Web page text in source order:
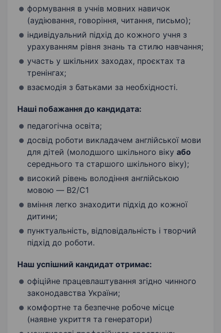
формування в учнів мовних навичок
(аудіювання, говоріння, читання, письмо);
індивідуальний підхід до кожного учня з
урахуванням рівня знань та стилю навчання;
участь у шкільних заходах, проєктах та
тренінгах;
взаємодія з батьками за необхідності.
Наші побажання до кандидата:
педагогічна освіта;
досвід роботи викладачем англійської мови
для дітей (молодшого шкільного віку або
середнього та старшого шкільного віку);
високий рівень володіння англійською
мовою — B2/C1
вміння легко знаходити підхід до кожної
дитини;
пунктуальність, відповідальність і творчий
підхід до роботи.
Наш успішний кандидат отримає:
офіційне працевлаштування згідно чинного
законодавства України;
комфортне та безпечне робоче місце
(наявне укриття та генератори)